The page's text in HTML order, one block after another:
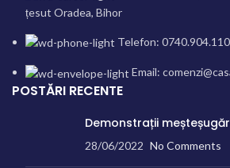
țesut Oradea, Bihor
Telefon: 0740.904.110
Email:
POSTĂRI RECENTE
Demonstrații
28/06/2022 No Comments